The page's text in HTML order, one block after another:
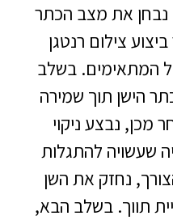
את מצב הכתר
צילום רנטגן
המתאימים. בשלב
הישן תוך שמירה
מכן, נבצע ניקוי
שעשויה להתגלות
נחזק את השן
תווך. בשלב הבא,